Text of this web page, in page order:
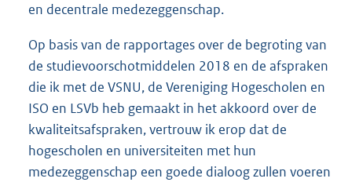
en decentrale medezeggenschap.
Op basis van de rapportages over de begroting van
de studievoorschotmiddelen 2018 en de afspraken
die ik met de VSNU, de Vereniging Hogescholen en
ISO en LSVb heb gemaakt in het akkoord over de
kwaliteitsafspraken, vertrouw ik erop dat de
hogescholen en universiteiten met hun
medezeggenschap een goede dialoog zullen voeren